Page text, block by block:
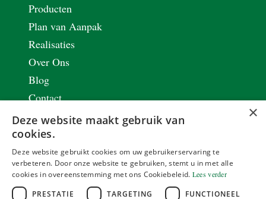
Producten
Plan van Aanpak
Realisaties
Over Ons
Blog
Contact
Vacatures
Privacy & Cookie Policy
Renovaties met staal
Stalen schrijnwerk
×
Deze website maakt gebruik van
cookies.
Deze website gebruikt cookies om uw gebruikerservaring te
verbeteren. Door onze website te gebruiken, stemt u in met alle
cookies in overeenstemming met ons Cookiebeleid. Lees verder
PRESTATIE TARGETING FUNCTIONEEL